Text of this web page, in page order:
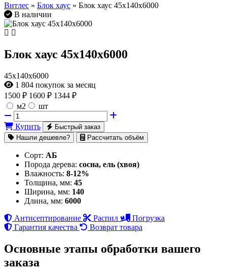
Витлес » Блок хаус » Блок хаус 45х140х6000
В наличии
Блок хаус 45х140х6000
45х140х6000
1 804 покупок за месяц
1500 ₽ 1600 ₽ 1344 ₽
м2
шт
Купить
Быстрый заказ
Нашли дешевле?
Рассчитать объём
Сорт: АБ
Порода дерева: сосна, ель (хвоя)
Влажность: 8-12%
Толщина, мм: 45
Ширина, мм: 140
Длина, мм: 6000
Антисептирование
Распил
Погрузка
Гарантия качества
Возврат товара
Основные этапы обработки вашего
заказа